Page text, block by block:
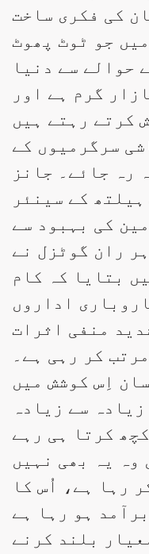
کی فکری ساخت
جو ٹوٹ پھوٹ
حوالے سے دنیا
گرم ہے اور
کرتے رہتے ہیں
سرگرمیوں کے
رہ جائے۔ جانز
کے سینئر
کی بہبود سے
ران گوٹزل نے
بتایا کہ کام
اداروں
منفی اثرات
مرتب کر رہی ہے۔
اِس کوشش میں
سے زیادہ
کرتا ہی رہے
وہ یہ بھی نہیں
رہا ہے، اُس کا
ہو رہا ہے
بلند کرنے